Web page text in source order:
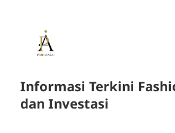
Informasi Terkini
dan Investasi